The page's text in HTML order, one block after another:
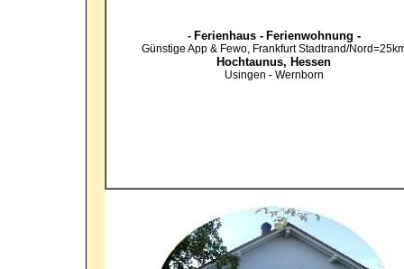
- Ferienhaus - Ferienwohnung -
Günstige App & Fewo, Frankfurt Stadtrand/
Hochtaunus, Hessen
Usingen - Wernborn